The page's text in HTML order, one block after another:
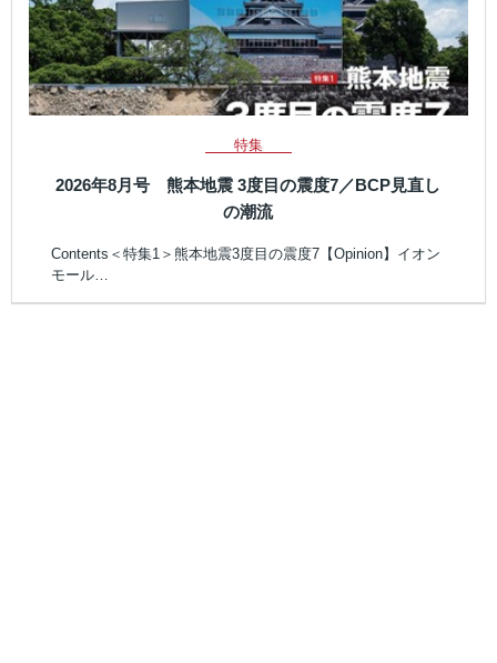
特集
2026年8月号 熊本地震 3度目の震度7／BCP見直し
の潮流
Contents＜特集1＞熊本地震3度目の震度7【Opinion】イオン
モール…